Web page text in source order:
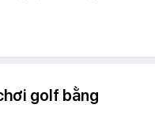
golf bằng